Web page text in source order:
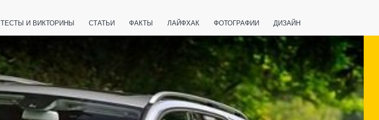
ТЕСТЫ И ВИКТОРИНЫ СТАТЬИ ФАКТЫ ЛАЙФХАК ФОТОГРАФИИ ДИЗАЙН
ВАЖНО ЗНАТЬ СПОРТ СМАРТФОНЫ ПОЛЕЗНОЕ